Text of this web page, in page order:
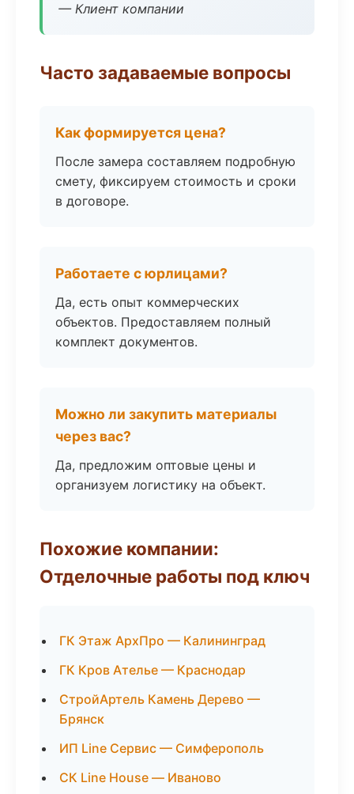
— Клиент компании
Часто задаваемые вопросы
Как формируется цена?
После замера составляем подробную
смету, фиксируем стоимость и сроки
в договоре.
Работаете с юрлицами?
Да, есть опыт коммерческих
объектов. Предоставляем полный
комплект документов.
Можно ли закупить материалы
через вас?
Да, предложим оптовые цены и
организуем логистику на объект.
Похожие компании:
Отделочные работы под ключ
ГК Этаж АрхПро — Калининград
ГК Кров Ателье — Краснодар
СтройАртель Камень Дерево —
Брянск
ИП Line Сервис — Симферополь
СК Line House — Иваново